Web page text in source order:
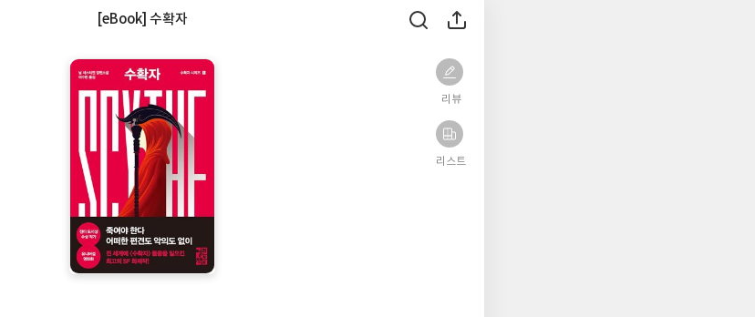
[eBook] 수확자
리뷰
리스트